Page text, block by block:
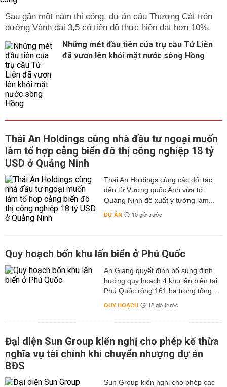
Sau gần một năm thi công, dự án cầu Thượng Cát trên
đường Vành đai 3,5 có tiến độ thực hiện đạt hơn 10%.
Những mét đầu tiên của trụ cầu Tứ Liên
đã vươn lên khỏi mặt nước sông Hồng
Thái An Holdings cùng nhà đầu tư ngoại muốn
làm tổ hợp cảng biển đô thị công nghiệp 18 tỷ
USD ở Quảng Ninh
Thái An Holdings cùng các đối tác
đến từ Vương quốc Anh vừa tới
Quảng Ninh đề xuất ý tưởng làm...
DỰ ÁN 10 giờ trước
Quy hoạch bốn khu lấn biển ở Phú Quốc
An Giang quyết định bổ sung định
hướng quy hoạch 4 khu lấn biển tại
Phú Quốc rộng 161 ha trong tổng...
QUY HOẠCH 12 giờ trước
Đại diện Sun Group kiến nghị cho phép kế thừa
nghĩa vụ tài chính khi chuyển nhượng dự án
BĐS
Sun Group kiến nghị cho phép các